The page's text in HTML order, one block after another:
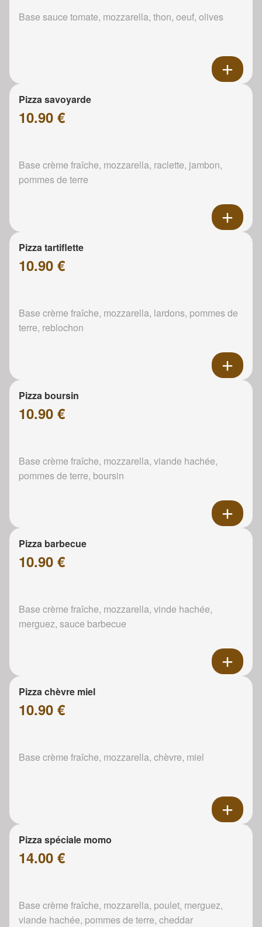
Base sauce tomate, mozzarella, thon, oeuf, olives
Pizza savoyarde
10.90 €
Base crème fraîche, mozzarella, raclette, jambon,
pommes de terre
Pizza tartiflette
10.90 €
Base crème fraîche, mozzarella, lardons, pommes de
terre, reblochon
Pizza boursin
10.90 €
Base crème fraîche, mozzarella, viande hachée,
pommes de terre, boursin
Pizza barbecue
10.90 €
Base crème fraîche, mozzarella, vinde hachée,
merguez, sauce barbecue
Pizza chèvre miel
10.90 €
Base crème fraîche, mozzarella, chèvre, miel
Pizza spéciale momo
14.00 €
Base crème fraîche, mozzarella, poulet, merguez,
viande hachée, pommes de terre, cheddar